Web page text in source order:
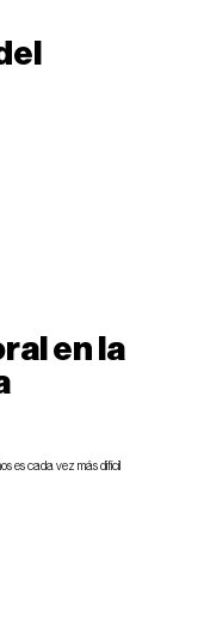
en la
es cada vez más difícil